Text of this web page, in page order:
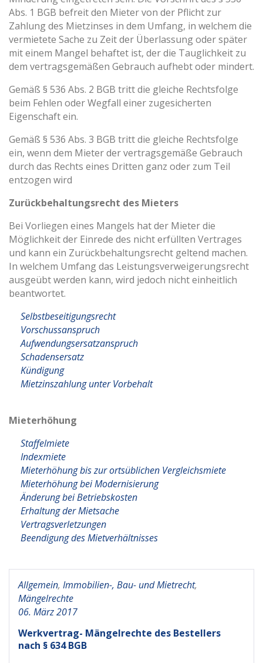
Abs. 1 BGB befreit den Mieter von der Pflicht zur
Zahlung des Mietzinses in dem Umfang, in welchem die
vermietete Sache zu Zeit der Überlassung oder später
mit einem Mangel behaftet ist, der die Tauglichkeit zu
dem vertragsgemäßen Gebrauch aufhebt oder mindert.
Gemäß § 536 Abs. 2 BGB tritt die gleiche Rechtsfolge
beim Fehlen oder Wegfall einer zugesicherten
Eigenschaft ein.
Gemäß § 536 Abs. 3 BGB tritt die gleiche Rechtsfolge
ein, wenn dem Mieter der vertragsgemäße Gebrauch
durch das Rechts eines Dritten ganz oder zum Teil
entzogen wird
Zurückbehaltungsrecht des Mieters
Bei Vorliegen eines Mangels hat der Mieter die
Möglichkeit der Einrede des nicht erfüllten Vertrages
und kann ein Zurückbehaltungsrecht geltend machen.
In welchem Umfang das Leistungsverweigerungsrecht
ausgeübt werden kann, wird jedoch nicht einheitlich
beantwortet.
Selbstbeseitigungsrecht
Vorschussanspruch
Aufwendungsersatzanspruch
Schadensersatz
Kündigung
Mietzinszahlung unter Vorbehalt
Mieterhöhung
Staffelmiete
Indexmiete
Mieterhöhung bis zur ortsüblichen Vergleichsmiete
Mieterhöhung bei Modernisierung
Änderung bei Betriebskosten
Erhaltung der Mietsache
Vertragsverletzungen
Beendigung des Mietverhältnisses
Allgemein, Immobilien-, Bau- und Mietrecht,
Mängelrechte
06. März 2017
Werkvertrag- Mängelrechte des Bestellers
nach § 634 BGB